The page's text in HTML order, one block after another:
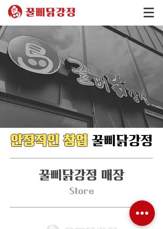
안정적인 창업 꿀삐닭강정
꿀삐닭강정 매장
Store